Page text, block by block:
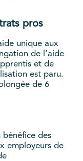
pros
unique aux
de l’aide
et de
est paru.
de 6
bénéfice des
employeurs de